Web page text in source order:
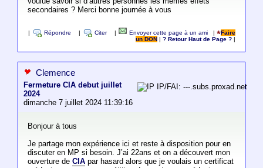
secondaires ? Merci bonne journée à vous
Répondre Citer Envoyer cette page à un ami |
Faire
un DON
|? Retour Haut de Page ?
Clemence
Fermeture CIA debut juillet
2024
dimanche 7 juillet 2024 11:39:16
IP/FAI: ---.subs.proxad.net
Bonjour à tous
Je partage mon expérience ici et reste à disposition pour en
discuter en MP si besoin. J’ai 22ans et on a découvert mon
ouverture de CIApar hasard alors que je voulais un certificat